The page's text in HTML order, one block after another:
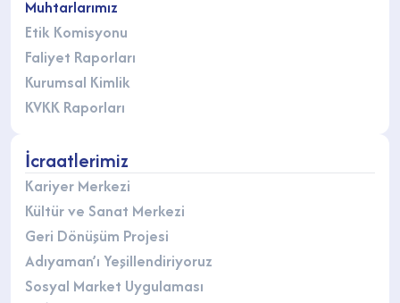
Muhtarlarımız
Etik Komisyonu
Faliyet Raporları
Kurumsal Kimlik
KVKK Raporları
İcraatlerimiz
Kariyer Merkezi
Kültür ve Sanat Merkezi
Geri Dönüşüm Projesi
Adıyaman’ı Yeşillendiriyoruz
Sosyal Market Uygulaması